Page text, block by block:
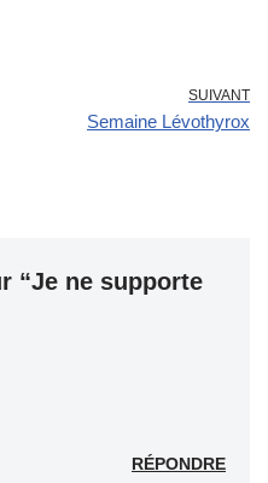
SUIVANT
Semaine Lévothyrox
“Je ne supporte
RÉPONDRE